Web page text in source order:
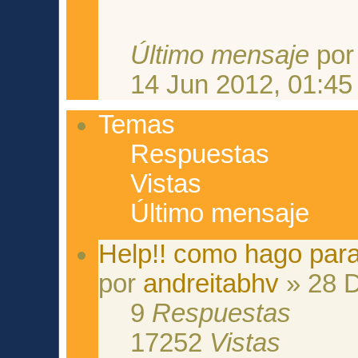
Último mensaje
14 Jun 2012, 01:45
Temas
Respuestas
Vistas
Último mensaje
Help!! como hago
por andreitabhv » 28
9 Respuestas
17252 Vistas